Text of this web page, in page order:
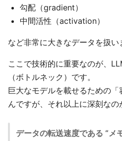
勾配（gradient）
中間活性（activation）
など非常に大きなデータを扱い
ここで技術的に重要なのが、
（ボトルネック）です。
巨大なモデルを載せるための
んですが、それ以上に深刻なの
データの転送速度である “メ